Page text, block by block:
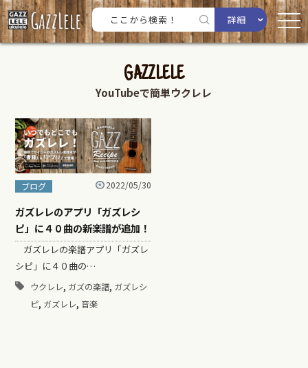
詳細
GAZZLELE
YouTubeで簡単ウクレレ
ブログ 2022/05/30
ガズレレのアプリ「ガズレシ
ピ」に４０曲の新楽譜が追加！
ガズレレの楽譜アプリ「ガズレ
シピ」に４０曲の…
ウクレレ, ガズの楽譜, ガズレシ
ピ, ガズレレ, 音楽